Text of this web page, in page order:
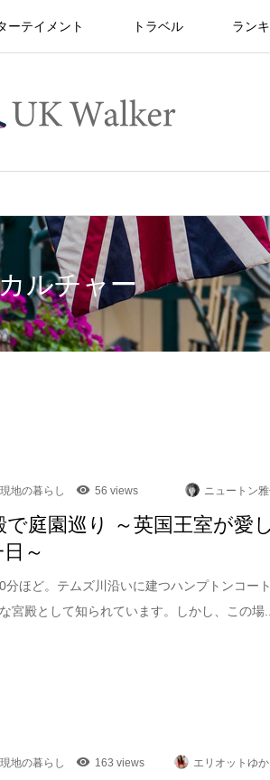
ーテイメント トラベル ラン
ルチャー
現地の暮らし 56 views ニュートン
庭園巡り ～英国王室が愛し
～
ほど。テムズ川沿いに建つハンプトンコート
宮殿として知られています。しかし、この場...
,現地の暮らし 163 views エリオットゆか